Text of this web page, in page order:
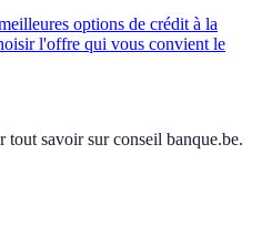
options de crédit à la
l'offre qui vous convient le
tout savoir sur conseil banque.be.